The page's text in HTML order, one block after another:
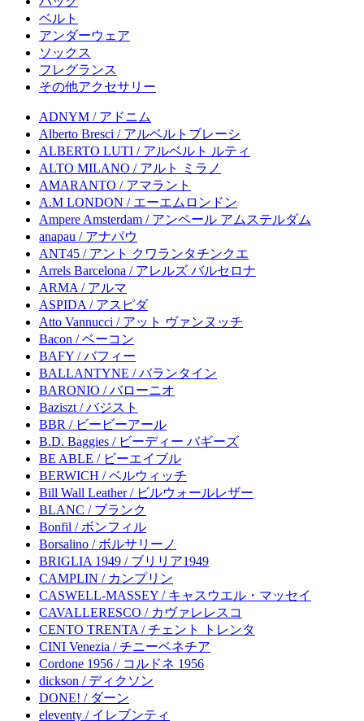
ベルト
アンダーウェア
ソックス
フレグランス
その他アクセサリー
ADNYM / アドニム
Alberto Bresci / アルベルトブレーシ
ALBERTO LUTI / アルベルト ルティ
ALTO MILANO / アルト ミラノ
AMARANTO / アマラント
A.M LONDON / エーエムロンドン
Ampere Amsterdam / アンペール アムステルダム
anapau / アナパウ
ANT45 / アント クワランタチンクエ
Arrels Barcelona / アレルズ バルセロナ
ARMA / アルマ
ASPIDA / アスピダ
Atto Vannucci / アット ヴァンヌッチ
Bacon / ベーコン
BAFY / バフィー
BALLANTYNE / バランタイン
BARONIO / バローニオ
Baziszt / バジスト
BBR / ビービーアール
B.D. Baggies / ビーディー バギーズ
BE ABLE / ビーエイブル
BERWICH / ベルウィッチ
Bill Wall Leather / ビルウォールレザー
BLANC / ブランク
Bonfil / ボンフィル
Borsalino / ボルサリーノ
BRIGLIA 1949 / ブリリア1949
CAMPLIN / カンプリン
CASWELL-MASSEY / キャスウエル・マッセイ
CAVALLERESCO / カヴァレレスコ
CENTO TRENTA / チェント トレンタ
CINI Venezia / チニーベネチア
Cordone 1956 / コルドネ 1956
dickson / ディクソン
DONE! / ダーン
eleventy / イレブンティ